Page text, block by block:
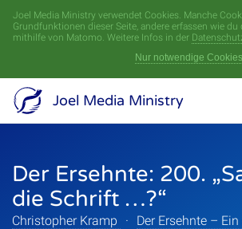
Joel Media Ministry verwendet Cookies. Manche
Grundfunktionen dieser Seite, andere erfassen wie du
mithilfe von Matomo. Weitere Infos in der
Nur notwendige
Joel Media Ministry
Der Ersehnte: 200.
die Schrift …?“
Christopher Kramp ·
Der Ersehnte –